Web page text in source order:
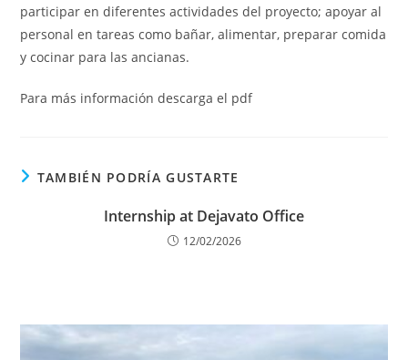
participar en diferentes actividades del proyecto; apoyar al
personal en tareas como bañar, alimentar, preparar comida
y cocinar para las ancianas.
Para más información descarga el pdf
TAMBIÉN PODRÍA GUSTARTE
Internship at Dejavato Office
12/02/2026